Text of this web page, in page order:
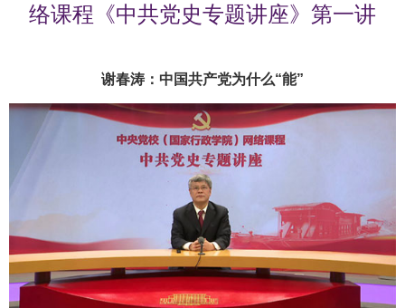
络课程《中共党史专题讲座》第一讲
谢春涛：中国共产党为什么“能”